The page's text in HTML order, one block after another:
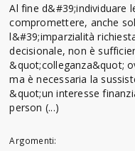
Al fine d&#39;individuare
compromettere, anche
l&#39;imparzialità
decisionale, non è
&quot;colleganza&quot;
ma è necessaria la
&quot;un interesse
person (...)
Argomenti: